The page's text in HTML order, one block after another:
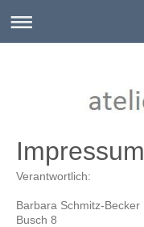
Impressum
Verantwortlich:
Barbara Schmitz-Becker
Busch 8